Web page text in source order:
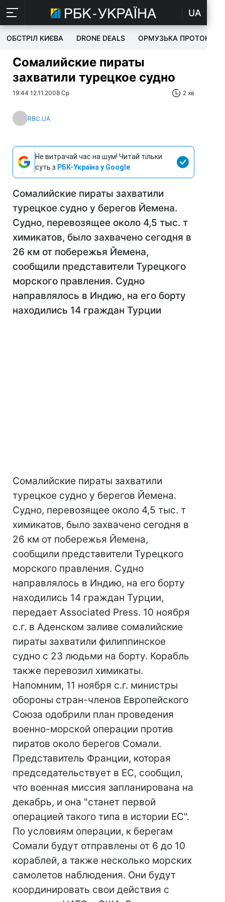
UA
ОБСТРІЛ КИЄВА DRONE DEALS ОРМУЗЬКА ПРОТОКА
Сомалийские пираты
захватили турецкое судно
19:44 12.11.2008 Ср 2 хв
RBC.UA
Не витрачай час на шум! Читай тільки
суть з РБК-Україна у Google
Сомалийские пираты захватили
турецкое судно у берегов Йемена.
Судно, перевозящее около 4,5 тыс. т
химикатов, было захвачено сегодня в
26 км от побережья Йемена,
сообщили представители Турецкого
морского правления. Судно
направлялось в Индию, на его борту
находились 14 граждан Турции
Сомалийские пираты захватили
турецкое судно у берегов Йемена.
Судно, перевозящее около 4,5 тыс. т
химикатов, было захвачено сегодня в
26 км от побережья Йемена,
сообщили представители Турецкого
морского правления. Судно
направлялось в Индию, на его борту
находились 14 граждан Турции,
передает Associated Press. 10 ноября
с.г. в Аденском заливе сомалийские
пираты захватили филиппинское
судно с 23 людьми на борту. Корабль
также перевозил химикаты.
Напомним, 11 ноября с.г. министры
обороны стран-членов Европейского
Союза одобрили план проведения
военно-морской операции против
пиратов около берегов Сомали.
Представитель Франции, которая
председательствует в ЕС, сообщил,
что военная миссия запланирована на
декабрь, и она "станет первой
операцией такого типа в истории ЕС".
По условиям операции, к берегам
Сомали будут отправлены от 6 до 10
кораблей, а также несколько морских
самолетов наблюдения. Они будут
координировать свои действия с